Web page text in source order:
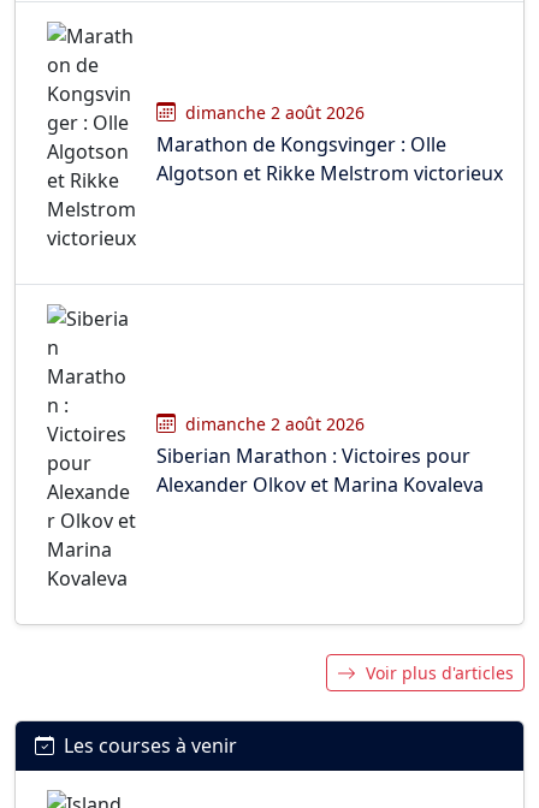
dimanche 2 août 2026
Marathon de Kongsvinger : Olle
Algotson et Rikke Melstrom victorieux
dimanche 2 août 2026
Siberian Marathon : Victoires pour
Alexander Olkov et Marina Kovaleva
Voir plus d'articles
Les courses à venir